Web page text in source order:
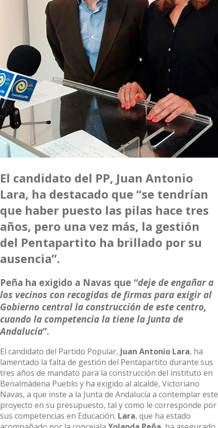
El candidato del PP, Juan Antonio
Lara, ha destacado que “se tendrían
que haber puesto las pilas hace tres
años, pero una vez más, la gestión
del Pentapartito ha brillado por su
ausencia”.
Peña ha exigido a Navas que “deje de engañar a
los vecinos con recogidas de firmas para exigir al
Gobierno central la construcción de este centro,
cuando la competencia la tiene la Junta de
Andalucía”.
El candidato del Partido Popular, Juan Antonio Lara, ha
lamentado la falta de gestión del Pentapartito durante sus
tres años de mandato para la construcción del instituto en
Benalmádena Pueblo y ha exigido al alcalde, Victoriano
Navas, a que inste a la Junta de Andalucía a contemplar este
proyecto en su presupuesto, tal y como le corresponde por
sus competencias en Educación. Lara, que ha estado